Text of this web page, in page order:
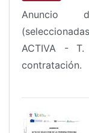
Anuncio
ACTIVA -
contratación.